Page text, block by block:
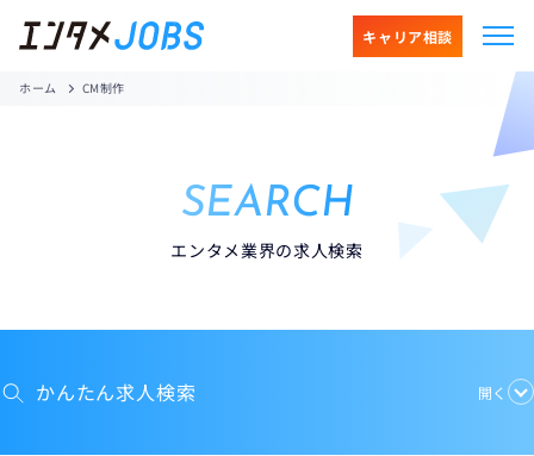
キャリア相談
ホーム CM制作
SEARCH
エンタメ業界の求人検索
かんたん求人検索 開く